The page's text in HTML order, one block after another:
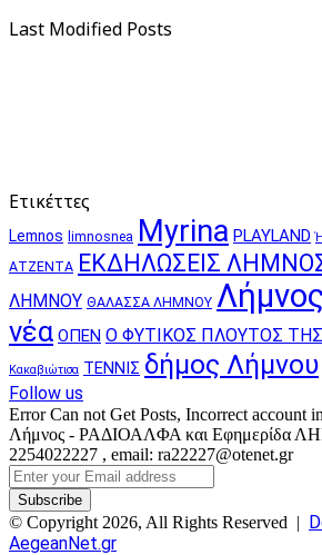
Last Modified Posts
Ετικέττες
Lemnos limnosnea Myrina PLAYLAND
ΑΤΖΕΝΤΑ ΕΚΔΗΛΩΣΕΙΣ
ΛΗΜΝΟΥ ΘΑΛΑΣΣΑ ΛΗΜΝΟΥ Λήμνος
νέα ΟΠΕΝ Ο ΦΥΤΙΚΟΣ ΠΛΟΥΤΟΣ
Κακαβιώτισα ΤΕΝΝΙΣ δήμος Λήμνου
Follow us
Error Can not Get Posts, Incorrect account
Λήμνος - ΡΑΔΙΟΑΛΦΑ και Εφημερίδα
2254022227 , email: ra22227@otenet.gr
Enter
your
Email
address
© Copyright 2026, All Rights Reserved |
AegeanNet.gr